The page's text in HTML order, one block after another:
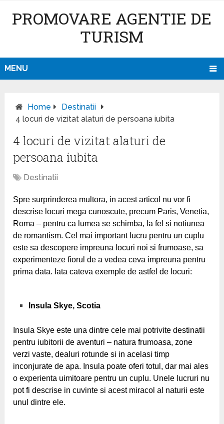
PROMOVARE AGENTIE DE
TURISM
MENU
Home
Destinatii
4 locuri de vizitat alaturi de persoana iubita
4 locuri de vizitat alaturi de
persoana iubita
Destinatii
Spre surprinderea multora, in acest articol nu vor fi
descrise locuri mega cunoscute, precum Paris, Venetia,
Roma – pentru ca lumea se schimba, la fel si notiunea
de romantism. Cel mai important lucru pentru un cuplu
este sa descopere impreuna locuri noi si frumoase, sa
experimenteze fiorul de a vedea ceva impreuna pentru
prima data. Iata cateva exemple de astfel de locuri:
Insula Skye, Scotia
Insula Skye este una dintre cele mai potrivite destinatii
pentru iubitorii de aventuri – natura frumoasa, zone
verzi vaste, dealuri rotunde si in acelasi timp
inconjurate de apa. Insula poate oferi totul, dar mai ales
o experienta uimitoare pentru un cuplu. Unele lucruri nu
pot fi descrise in cuvinte si acest miracol al naturii este
unul dintre ele.